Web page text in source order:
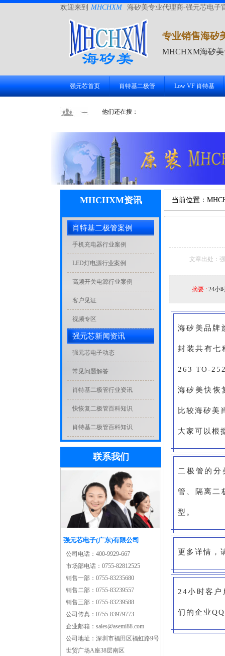
欢迎来到 MHCHXM 海矽美专业代理商-强元芯电子
专业销售海矽
MHCHXM海矽
强元芯首页 肖特基二极管 Low VF 肖特基
他们还在搜：
当前位置：
文章出处：
摘要 : 24小
海矽美品牌
封装共有七
263 TO-
海矽美快
比较海矽美
大家可以根
二极管的
管、隔离二
型。
更多详情，
24小时客
们的企业
MHCHXM资讯
肖特基二极管案例
手机充电器行业案例
LED灯电源行业案例
高频开关电源行业案例
客户见证
视频专区
强元芯新闻资讯
强元芯电子动态
常见问题解答
肖特基二极管行业资讯
快恢复二极管百科知识
肖特基二极管百科知识
联系我们
强元芯电子(广东)有限公司
公司电话： 400-9929-667
市场部电话： 0755-82812525
销售一部： 0755-83235680
销售二部： 0755-83239557
销售三部： 0755-83239588
公司传真： 0755-83979773
企业邮箱： sales@asemi88.com
公司地址： 深圳市福田区福虹路9号
世贸广场A座38层南区